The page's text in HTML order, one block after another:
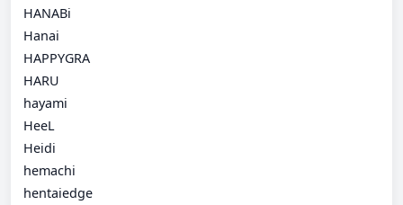
HANABi
Hanai
HAPPYGRA
HARU
hayami
HeeL
Heidi
hemachi
hentaiedge